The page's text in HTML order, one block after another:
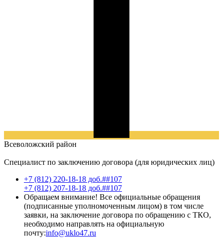
Всеволожский район
Специалист по заключению договора (для юридических лиц)
+7 (812) 220-18-18 доб.##107
+7 (812) 207-18-18 доб.##107
Обращаем внимание! Все официальные обращения
(подписанные уполномоченным лицом) в том числе
заявки, на заключение договора по обращению с ТКО,
необходимо направлять на официальную
почту:info@uklo47.ru